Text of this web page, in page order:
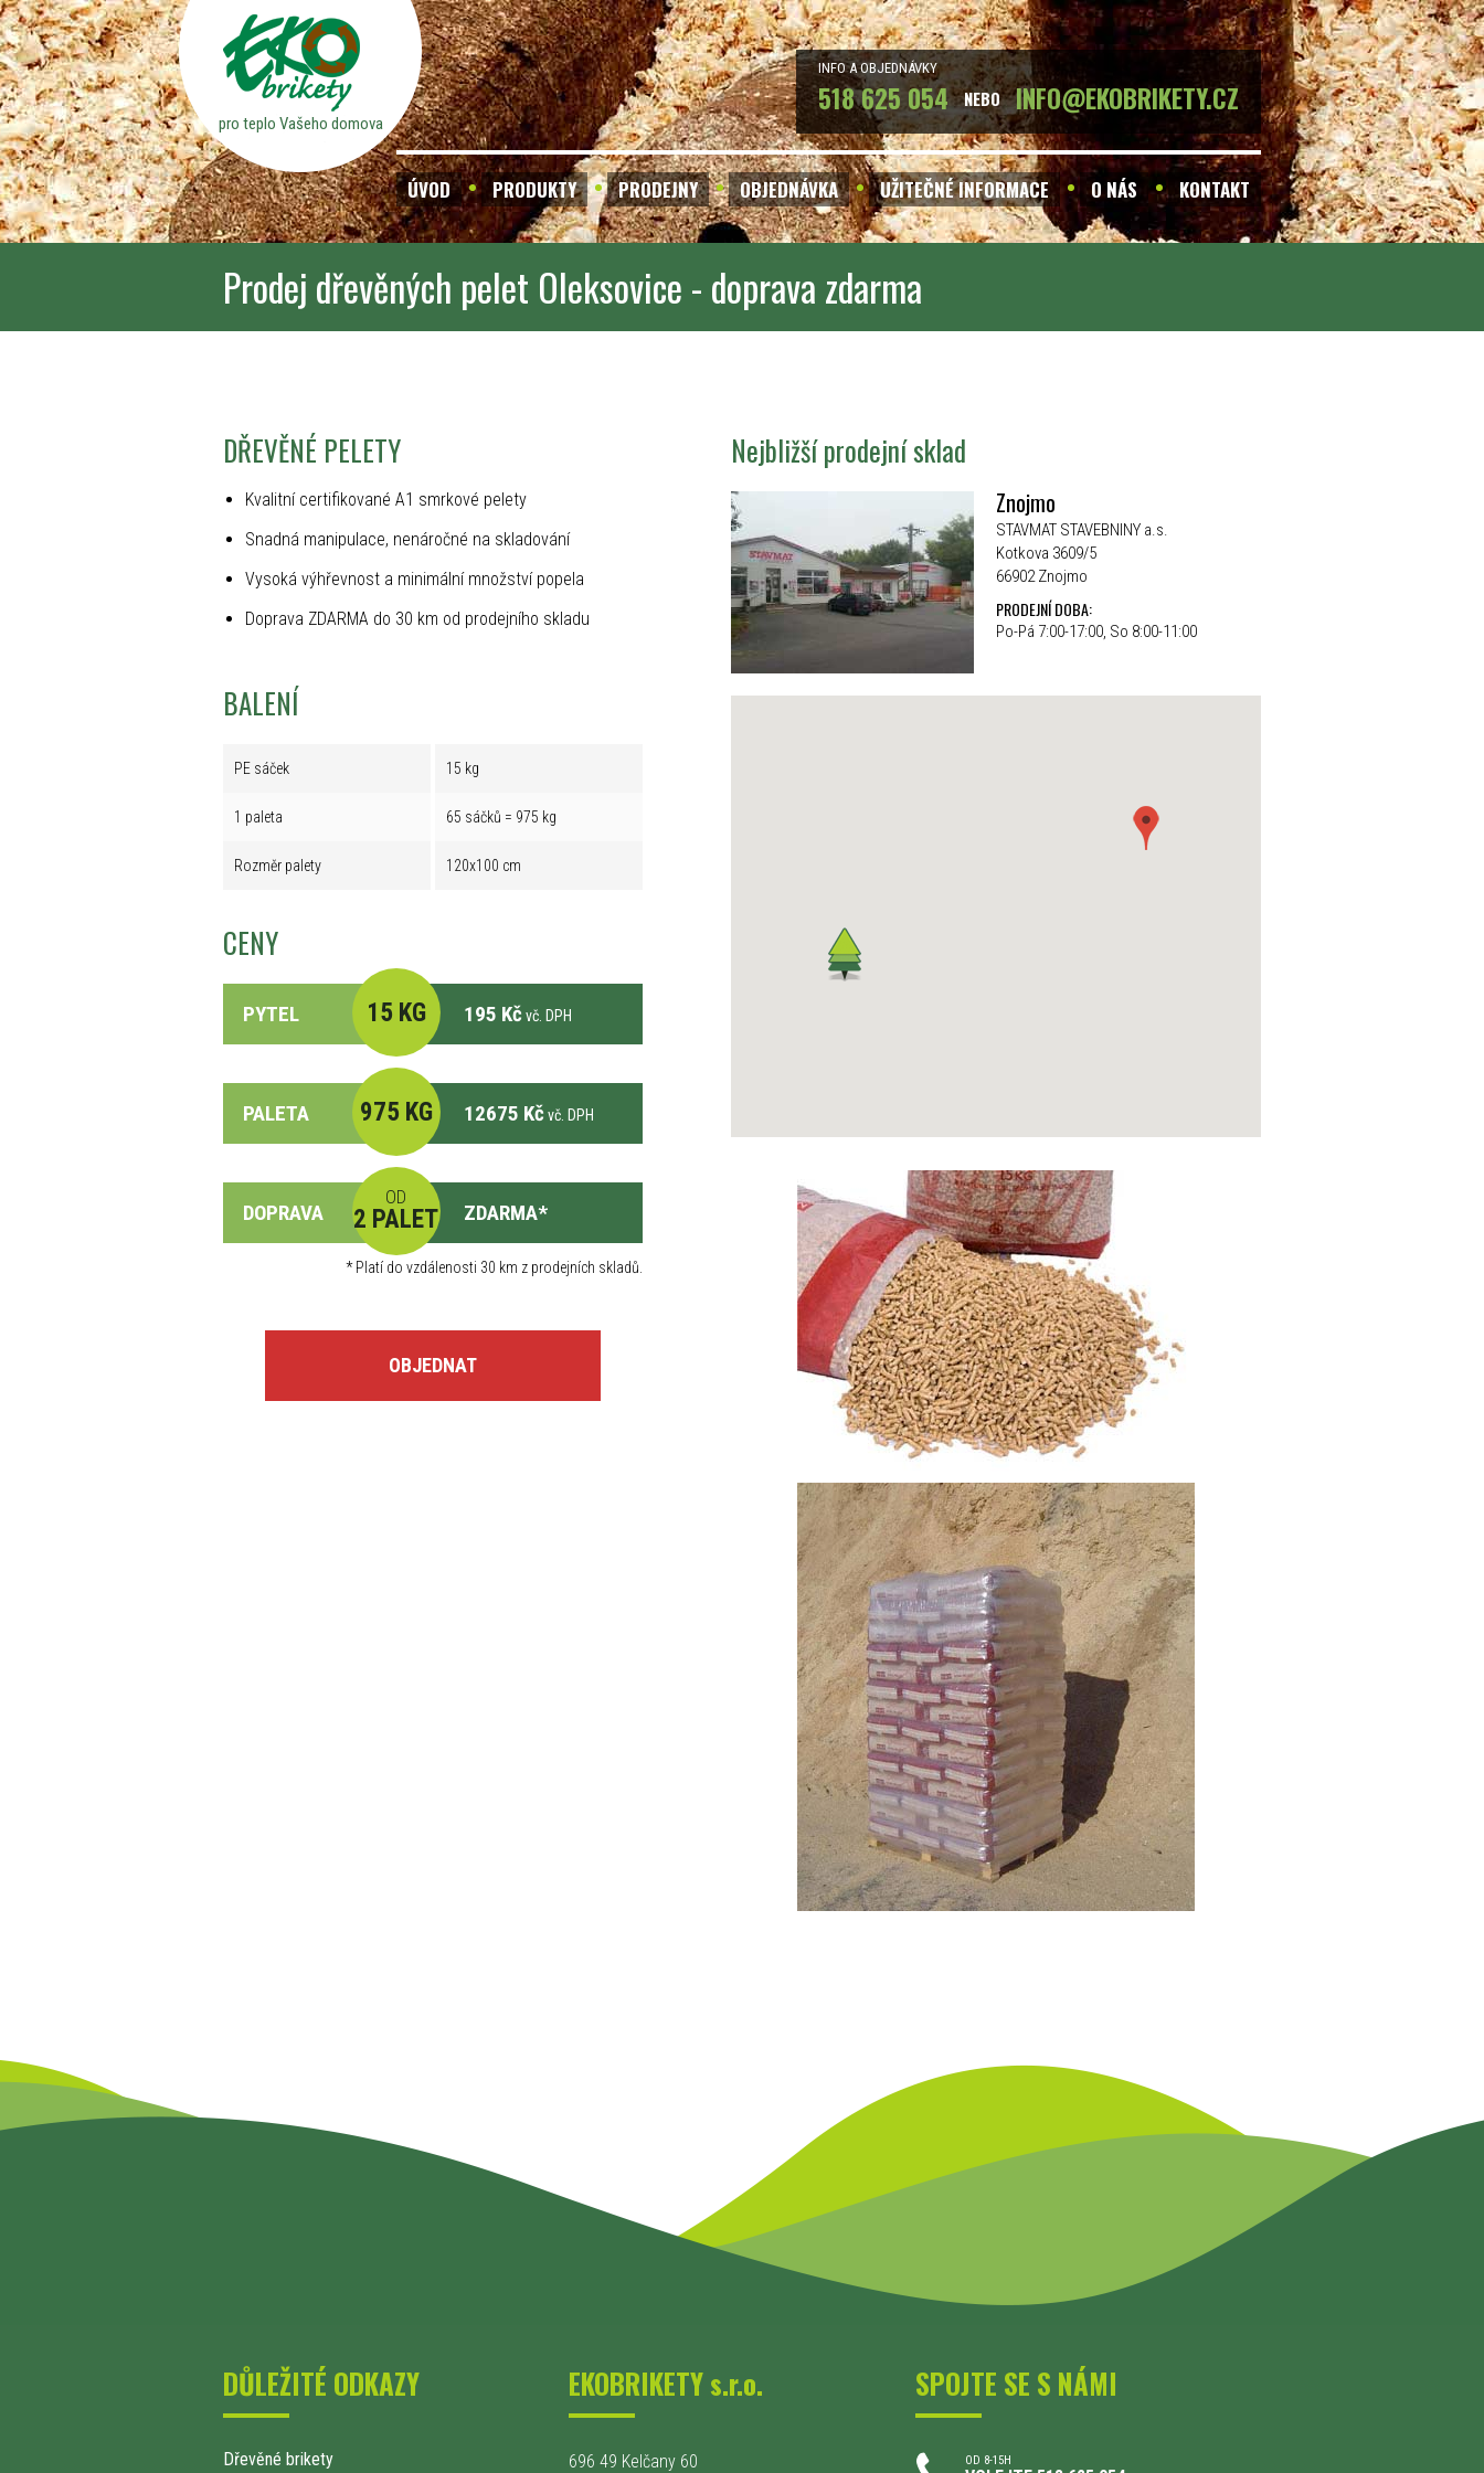
pro teplo Vašeho domova
INFO A OBJEDNÁVKY
518 625 054 NEBO INFO@EKOBRIKETY.CZ
ÚVOD PRODUKTY PRODEJNY OBJEDNÁVKA UŽITEČNÉ INFORMACE O NÁS KONTAKT
Prodej dřevěných pelet Oleksovice - doprava zdarma
DŘEVĚNÉ PELETY
Kvalitní certifikované A1 smrkové pelety
Snadná manipulace, nenáročné na skladování
Vysoká výhřevnost a minimální množství popela
Doprava ZDARMA do 30 km od prodejního skladu
BALENÍ
PE sáček 15 kg
1 paleta 65 sáčků = 975 kg
Rozměr palety 120x100 cm
CENY
PYTEL 15 KG 195 Kč vč. DPH
PALETA 975 KG 12675 Kč vč. DPH
DOPRAVA
OD
2 PALET ZDARMA*
*Platí do vzdálenosti 30 km z prodejních skladů.
OBJEDNAT
Nejbližší prodejní sklad
Znojmo
STAVMAT STAVEBNINY a.s.
Kotkova 3609/5
66902 Znojmo
PRODEJNÍ DOBA:
Po-Pá 7:00-17:00, So 8:00-11:00
DŮLEŽITÉ ODKAZY
Dřevěné brikety
EKOBRIKETY s.r.o.
696 49 Kelčany 60
SPOJTE SE S NÁMI
OD 8-15H